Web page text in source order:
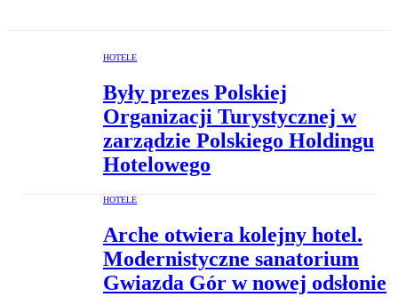
HOTELE
Były prezes Polskiej
Organizacji Turystycznej w
zarządzie Polskiego Holdingu
Hotelowego
HOTELE
Arche otwiera kolejny hotel.
Modernistyczne sanatorium
Gwiazda Gór w nowej odsłonie